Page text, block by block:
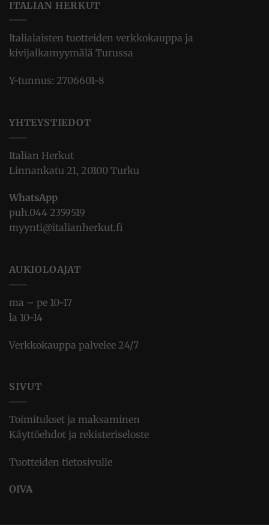
ITALIAN HERKUT
Italialaisten tuotteiden verkkokauppa ja
kivijalkamyymälä Turussa
Y-tunnus: 2706601-8
YHTEYSTIEDOT
Italian Herkut
Linnankatu 21, 20100 Turku
WhatsApp
puh.044 2359519
myynti@italianherkut.fi
AUKIOLOAJAT
ma – pe 10-17
la 10-14
Verkkokauppa palvelee 24/7
SIVUT
Toimitukset ja maksaminen
Käyttöehdot ja rekisteriseloste
Tuotteiden tietosivulle
OIVA